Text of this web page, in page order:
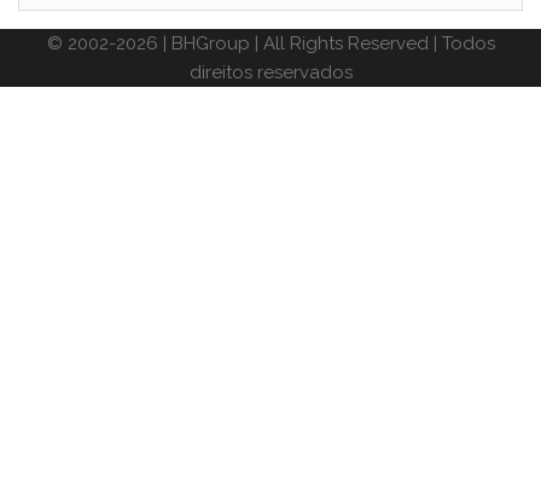
© 2002-2026 | BHGroup | All Rights Reserved | Todos
direitos reservados